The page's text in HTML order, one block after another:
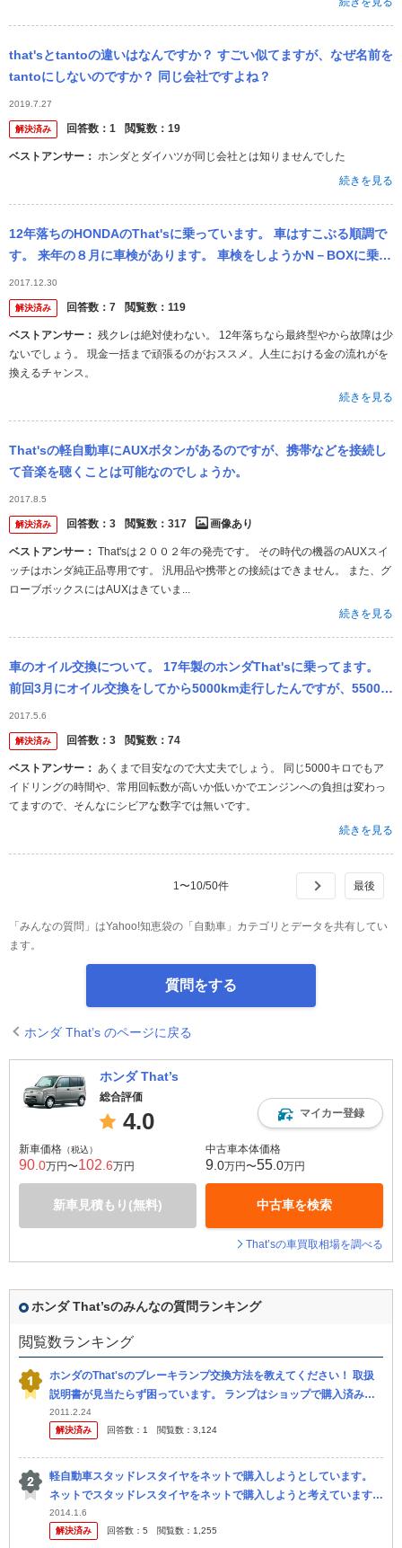
that'sとtantoの違いはなんですか？ すごい似てますが、なぜ名前を
tantoにしないのですか？ 同じ会社ですよね？
2019.7.27
解決済み 回答数： 1 閲覧数： 19
ベストアンサー： ホンダとダイハツが同じ会社とは知りませんでした
続きを見る
12年落ちのHONDAのThat'sに乗っています。 車はすこぶる順調で
す。 来年の８月に車検があります。 車検をしようかN－BOXに乗り
換えようか迷っています。 残クレで頭金50万円ぐら...
2017.12.30
解決済み 回答数： 7 閲覧数： 119
ベストアンサー：
ないでしょう。 現金一括まで頑張るのがおススメ。人生における金の流れがを
換えるチャンス。
続きを見る
That'sの軽自動車にAUXボタンがあるのですが、携帯などを接続し
て音楽を聴くことは可能なのでしょうか。
2017.8.5
解決済み 回答数： 3 閲覧数： 317 画像あり
ベストアンサー：
ッチはホンダ純正品専用です。 汎用品や携帯との接続はできません。 また、グ
ローブボックスにはAUXはきていま...
続きを見る
車のオイル交換について。 17年製のホンダThat'sに乗ってます。
前回3月にオイル交換をしてから5000km走行したんですが、5500k
mまで交換しなくとも大丈夫でしょうか？ 連休が明ける...
2017.5.6
解決済み 回答数： 3 閲覧数： 74
ベストアンサー：
イドリングの時間や、常用回転数が高いか低いかでエンジンへの負担は変わっ
てますので、そんなにシビアな数字では無いです。
続きを見る
1 〜10/50件
「みんなの質問」はYahoo!知恵袋の「自動車」カテゴリとデータを共有してい
ます。
質問をする
ホンダ That’s のページに戻る
ホンダ That’s
総合評価
4.0 マイカー登録
新車価格 （税込）
90 .0万円〜102 .6万円
新車見積もり(無料)
中古車本体価格
9 .0万円〜55 .0万円
中古車を検索
That’sの車買取相場を調べる
ホンダ That’sのみんなの質問ランキング
閲覧数ランキング
ホンダのThat'sのブレーキランプ交換方法を教えてください！ 取扱
説明書が見当たらず困っています。 ランプはショップで購入済みで
す。 おそらく ボルトか何かを外し、カバーを取り、交換 だと思...
2011.2.24
解決済み
回答数： 1 閲覧数： 3,124
軽自動車スタッドレスタイヤをネットで購入しようとしています。
ネットでスタッドレスタイヤをネットで購入しようと考えています。
（コスト面を考えて） 今のところ、以下のサイトの4本セットが安く
て良さ...
2014.1.6
解決済み
回答数： 5 閲覧数： 1,255